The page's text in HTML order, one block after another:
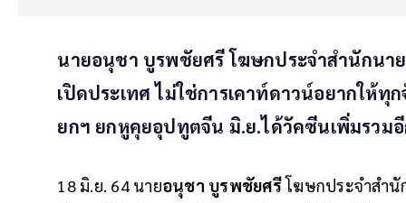
นายอนุชา บูรพชัยศรี โฆษกประจำสำนักนา
เปิดประเทศ ไม่ใช่การเคาท์ดาวน์อยากให้ทุ
ยกฯ ยกหูคุยอุปทูตจีน มิ.ย.ได้วัคซีนเพิ่มรวม
18 มิ.ย. 64 นายอนุชา บูรพชัยศรีโฆษกประจำสำนั